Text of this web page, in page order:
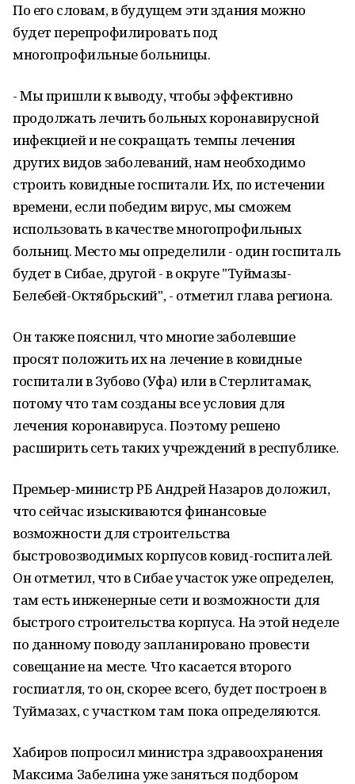
По его словам, в будущем эти здания можно
будет перепрофилировать под
многопрофильные больницы.
- Мы пришли к выводу, чтобы эффективно
продолжать лечить больных коронавирусной
инфекцией и не сокращать темпы лечения
других видов заболеваний, нам необходимо
строить ковидные госпитали. Их, по истечении
времени, если победим вирус, мы сможем
использовать в качестве многопрофильных
больниц. Место мы определили - один госпиталь
будет в Сибае, другой - в округе "Туймазы-
Белебей-Октябрьский", - отметил глава региона.
Он также пояснил, что многие заболевшие
просят положить их на лечение в ковидные
госпитали в Зубово (Уфа) или в Стерлитамак,
потому что там созданы все условия для
лечения коронавируса. Поэтому решено
расширить сеть таких учреждений в республике.
Премьер-министр РБ Андрей Назаров доложил,
что сейчас изыскиваются финансовые
возможности для строительства
быстровозводимых корпусов ковид-госпиталей.
Он отметил, что в Сибае участок уже определен,
там есть инженерные сети и возможности для
быстрого строительства корпуса. На этой неделе
по данному поводу запланировано провести
совещание на месте. Что касается второго
госпиатля, то он, скорее всего, будет построен в
Туймазах, с участком там пока определяются.
Хабиров попросил министра здравоохранения
Максима Забелина уже заняться подбором